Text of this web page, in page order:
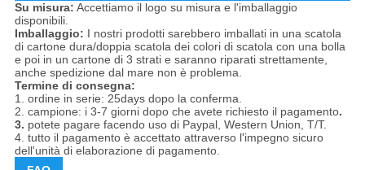
Su misura: Accettiamo il logo su misura e l'imballaggio
disponibili.
Imballaggio: I nostri prodotti sarebbero imballati in una scatola
di cartone dura/doppia scatola dei colori di scatola con una bolla
e poi in un cartone di 3 strati e saranno riparati strettamente,
anche spedizione dal mare non è problema.
Termine di consegna:
1. ordine in serie: 25days dopo la conferma.
2. campione: i 3-7 giorni dopo che avete richiesto il pagamento.
3. potete pagare facendo uso di Paypal, Western Union, T/T.
4. tutto il pagamento è accettato attraverso l'impegno sicuro
dell'unità di elaborazione di pagamento.